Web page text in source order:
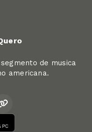
de musica
americana.